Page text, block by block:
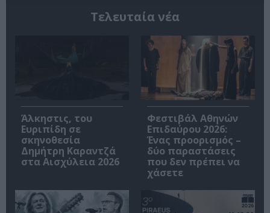
Τελευταία νέα
Άλκηστις, του
Ευριπίδη σε
σκηνοθεσία
Δημήτρη Καραντζά
στα Αισχύλεια 2026
Φεστιβάλ Αθηνών
Επιδαύρου 2026:
Ένας προορισμός –
δύο παραστάσεις
που δεν πρέπει να
χάσετε